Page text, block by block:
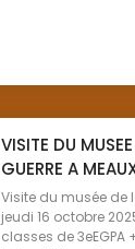
VISITE DU
GUERRE A
Visite du musée de
jeudi 16 octobre
classes de